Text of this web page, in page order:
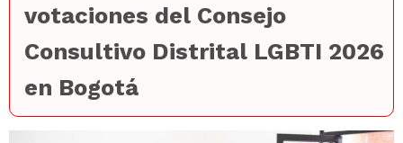
votaciones del Consejo
Consultivo Distrital LGBTI 2026
en Bogotá